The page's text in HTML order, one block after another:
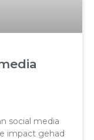
social media
impact gehad